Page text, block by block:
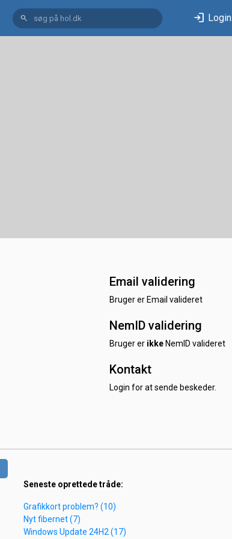
search login Login
Email validering
Bruger er Email valideret
NemID validering
Bruger er ikke NemID valideret
Kontakt
Login for at sende beskeder.
Seneste oprettede tråde:
Grafikkort problem? (10)
Nyt fibernet (7)
Windows Update 24H2 (17)